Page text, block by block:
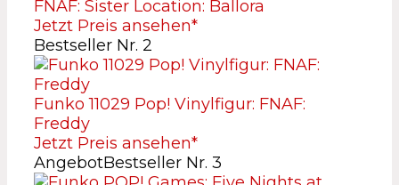
FNAF: Sister Location: Ballora
Jetzt Preis ansehen*
Bestseller Nr. 2
Funko 11029 Pop! Vinylfigur: FNAF:
Freddy
Jetzt Preis ansehen*
AngebotBestseller Nr. 3